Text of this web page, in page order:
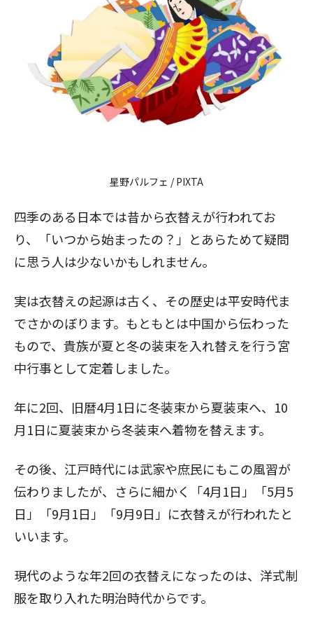
星野パルフェ / PIXTA
四季のある日本では昔から衣替えが行われてお
り、「いつから始まったの？」とあらためて疑問
に思う人は少ないかもしれません。
実は衣替えの起源は古く、その歴史は平安時代ま
でさかのぼります。もともとは中国から伝わった
もので、貴族が夏と冬の装束を入れ替えを行う宮
中行事として定着しました。
年に2回、旧暦4月1日に冬装束から夏装束へ、10
月1日に夏装束から冬装束へ着物を替えます。
その後、江戸時代には武家や庶民にもこの風習が
伝わりましたが、さらに細かく「4月1日」「5月5
日」「9月1日」「9月9日」に衣替えが行われたと
いいます。
現代のような年2回の衣替えになったのは、洋式制
服を取り入れた明治時代からです。